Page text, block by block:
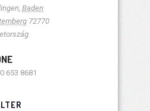
Baden
72770
653 8681